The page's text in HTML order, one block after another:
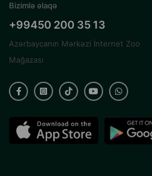
Bizimlə əlaqə
+99450 200 35 13
Azərbaycanın Mərkəzi İnternet Zoo
Mağazası